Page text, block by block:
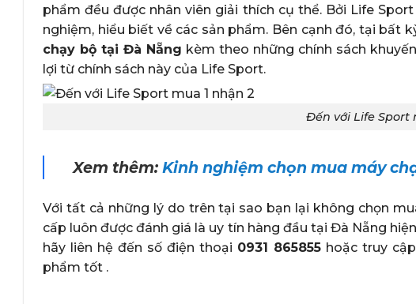
phẩm đều được nhân viên giải thích cụ thể. Bởi Life
nghiệm, hiểu biết về các sản phẩm. Bên cạnh đó, tại bất
chạy bộ tại Đà Nẵng kèm theo những chính sách
lợi từ chính sách này của Life Sport.
Đến với Life Sport
Xem thêm: Kinh nghiệm chọn mua máy
Với tất cả những lý do trên tại sao bạn lại không chọn
cấp luôn được đánh giá là uy tín hàng đầu tại Đà Nẵng
hãy liên hệ đến số điện thoại 0931 865855 hoặc truy
phẩm tốt .